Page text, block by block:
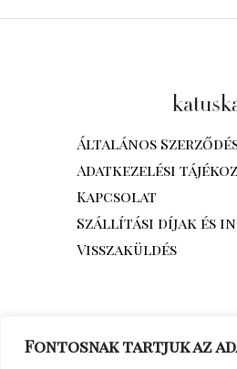
Fontosnak tartjuk az
Általános
Adatkezelési
Kapcsolat
Szállítási díjak és
Visszaküldés